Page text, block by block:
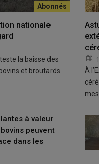
Dirape dont un des
effectifssont lancées dans
fin 2027. Il vise à
financière du contrôle de
pour les races. Le pointage
à chaque race pour que
de créer les équations de
de vêlage. Le projet
d’intérêt. Le génotypage
nationale
la baisse des
et broutards.
À
à valeur
peuvent
dans les